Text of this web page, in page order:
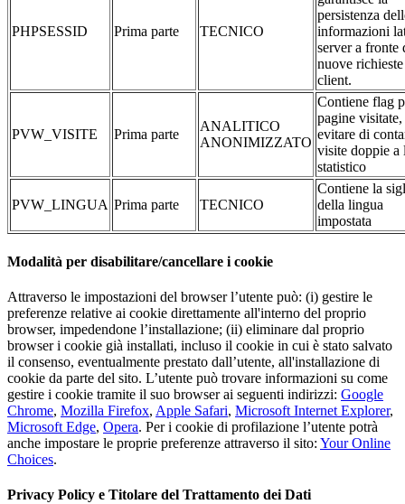
PHPSESSID Prima parte TECNICO
persistenza
informazioni
server a fronte
nuove
client.
PVW_VISITE Prima parte
ANALITICO
ANONIMIZZATO
Contiene flag
pagine visitate,
evitare di
visite doppie a
statistico
PVW_LINGUA Prima parte TECNICO
Contiene la
della lingua
impostata
Modalità per disabilitare/cancellare i cookie
Attraverso le impostazioni del browser l’utente può: (i) gestire le
preferenze relative ai cookie direttamente all'interno del proprio
browser, impedendone l’installazione; (ii) eliminare dal proprio
browser i cookie già installati, incluso il cookie in cui è stato salvato
il consenso, eventualmente prestato dall’utente, all'installazione di
cookie da parte del sito. L’utente può trovare informazioni su come
gestire i cookie tramite il suo browser ai seguenti indirizzi: Google
Chrome, Mozilla Firefox, Apple Safari, Microsoft Internet Explorer,
Microsoft Edge, Opera. Per i cookie di profilazione l’utente potrà
anche impostare le proprie preferenze attraverso il sito: Your Online
Choices.
Privacy Policy e Titolare del Trattamento dei Dati